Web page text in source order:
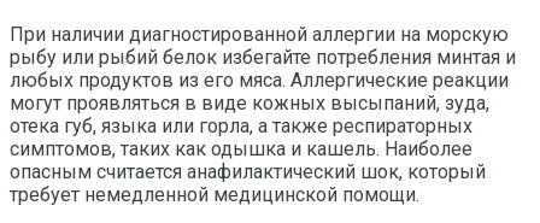
При наличии диагностированной аллергии на морскую
рыбу или рыбий белок избегайте потребления минтая и
любых продуктов из его мяса. Аллергические реакции
могут проявляться в виде кожных высыпаний, зуда,
отека губ, языка или горла, а также респираторных
симптомов, таких как одышка и кашель. Наиболее
опасным считается анафилактический шок, который
требует немедленной медицинской помощи.